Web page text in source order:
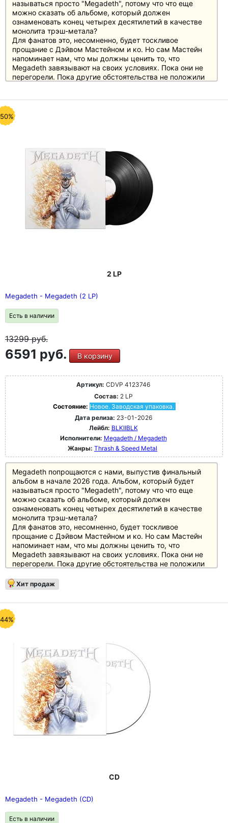
называться просто "Megadeth", потому что что еще
можно сказать об альбоме, который должен
ознаменовать конец четырех десятилетий в качестве
монолита трэш-метала?
Для фанатов это, несомненно, будет тоскливое
прощание с Дэйвом Мастейном и ко. Но сам Мастейн
напоминает нам, что мы должны ценить то, что
Megadeth завязывают на своих условиях. Пока они не
перегорели. Пока другие обстоятельства не положили
разделение вездесущи в современном мире, но в
качестве финального акта Megadeth призывают к
завершить стильно и пригласить своих поклонников на
концерты, где движущей силой является радость, а не
печаль.
2 LP
Megadeth - Megadeth (2 LP)
Есть в наличии
13299руб.
6591 руб. В корзину
Артикул: CDVP 4123746
Состав: 2 LP
Состояние: Новое. Заводская упаковка.
Дата релиза: 23-01-2026
Лейбл: BLKIIBLK
Исполнители: Megadeth / Megadeth
Жанры: Thrash & Speed Metal
Megadeth попрощаются с нами, выпустив финальный
альбом в начале 2026 года. Альбом, который будет
называться просто "Megadeth", потому что что еще
можно сказать об альбоме, который должен
ознаменовать конец четырех десятилетий в качестве
монолита трэш-метала?
Для фанатов это, несомненно, будет тоскливое
прощание с Дэйвом Мастейном и ко. Но сам Мастейн
напоминает нам, что мы должны ценить то, что
Megadeth завязывают на своих условиях. Пока они не
перегорели. Пока другие обстоятельства не положили
"Megadeth" - достойный и виртуозный финал, который
не мог появиться в лучшее время. Отчуждение и
качестве финального акта Megadeth призывают к
единству и солидарности. Это касается и их
последующего прощального тура, который они хотят
концерты, где движущей силой является радость, а не
печаль.
Хит продаж
CD
Megadeth - Megadeth (CD)
Есть в наличии